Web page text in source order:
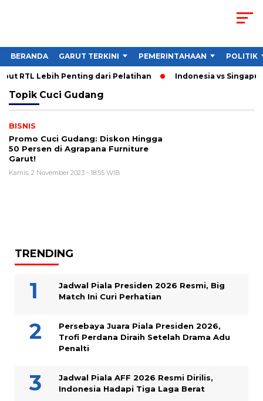
BERANDA GARUT TERKINI PEMERINTAHAAN POLITIK
RTL Lebih Penting dari Pelatihan Indonesia vs
Topik Cuci Gudang
BISNIS
Promo Cuci Gudang: Diskon Hingga
50 Persen di Agrapana Furniture
Garut!
Kamis, 2 November 2023 - 18:55 WIB
TRENDING
Jadwal Piala Presiden 2026 Resmi, Big
Match Ini Curi Perhatian
Persebaya Juara Piala Presiden 2026,
Trofi Perdana Diraih Setelah Drama Adu
Penalti
Jadwal Piala AFF 2026 Resmi Dirilis,
Indonesia Hadapi Tiga Laga Berat